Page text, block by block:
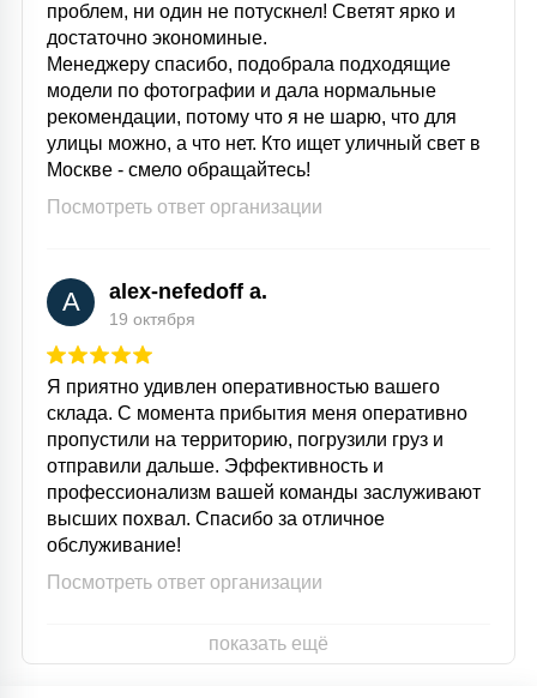
проблем, ни один не потускнел! Светят ярко и
достаточно экономиные.
Менеджеру спасибо, подобрала подходящие
модели по фотографии и дала нормальные
рекомендации, потому что я не шарю, что для
улицы можно, а что нет. Кто ищет уличный свет в
Москве - смело обращайтесь!
Посмотреть ответ организации
A alex-nefedoff a.
19 октября
Я приятно удивлен оперативностью вашего
склада. С момента прибытия меня оперативно
пропустили на территорию, погрузили груз и
отправили дальше. Эффективность и
профессионализм вашей команды заслуживают
высших похвал. Спасибо за отличное
обслуживание!
Посмотреть ответ организации
показать ещё